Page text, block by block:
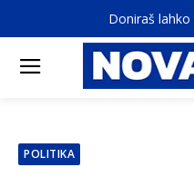
Doniraš lahko
POLITIKA